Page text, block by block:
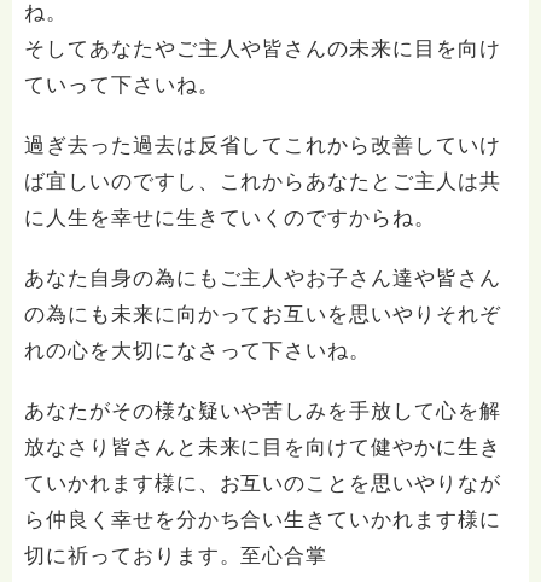
ね。
そしてあなたやご主人や皆さんの未来に目を向け
ていって下さいね。
過ぎ去った過去は反省してこれから改善していけ
ば宜しいのですし、これからあなたとご主人は共
に人生を幸せに生きていくのですからね。
あなた自身の為にもご主人やお子さん達や皆さん
の為にも未来に向かってお互いを思いやりそれぞ
れの心を大切になさって下さいね。
あなたがその様な疑いや苦しみを手放して心を解
放なさり皆さんと未来に目を向けて健やかに生き
ていかれます様に、お互いのことを思いやりなが
ら仲良く幸せを分かち合い生きていかれます様に
切に祈っております。至心合掌